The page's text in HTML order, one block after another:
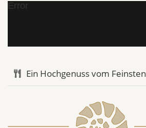
Error
Ein Hochgenuss vom Feinsten